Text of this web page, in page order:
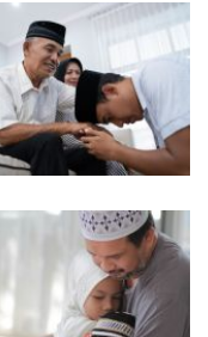
↑سورة النحل، آية:90
↑رواه البخاري،
الصفحة أو الرقم:5985، صحيح.
↑رواه البخاري، في
↑رواه البخاري، في
الصفحة أو الرقم:6138، صحيح.